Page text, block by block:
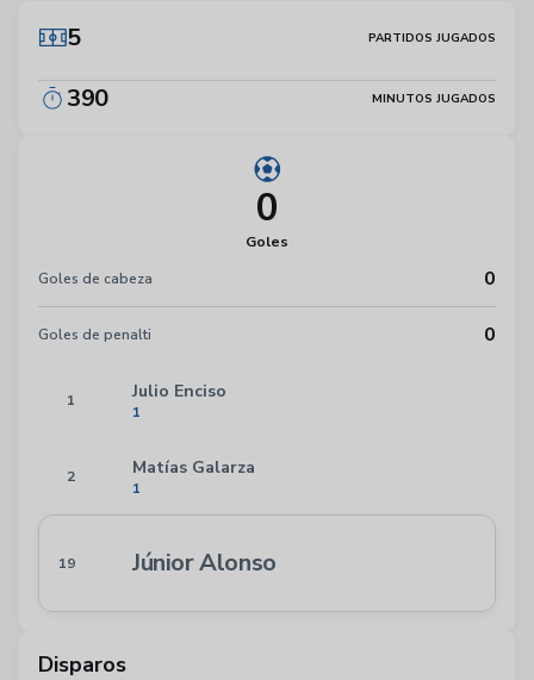
5
PARTIDOS JUGADOS
390 MINUTOS JUGADOS
0
Goles
Goles de cabeza
0
Goles de penalti 0
1 Julio Enciso
1
2 Matías Galarza
1
19 Júnior Alonso
Disparos